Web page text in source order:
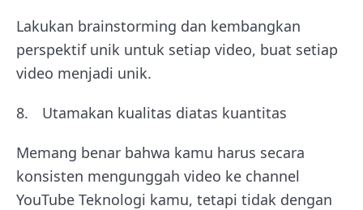
Lakukan brainstorming dan kembangkan
perspektif unik untuk setiap video, buat setiap
video menjadi unik.
Utamakan kualitas diatas kuantitas
Memang benar bahwa kamu harus secara
konsisten mengunggah video ke channel
YouTube Teknologi kamu, tetapi tidak dengan